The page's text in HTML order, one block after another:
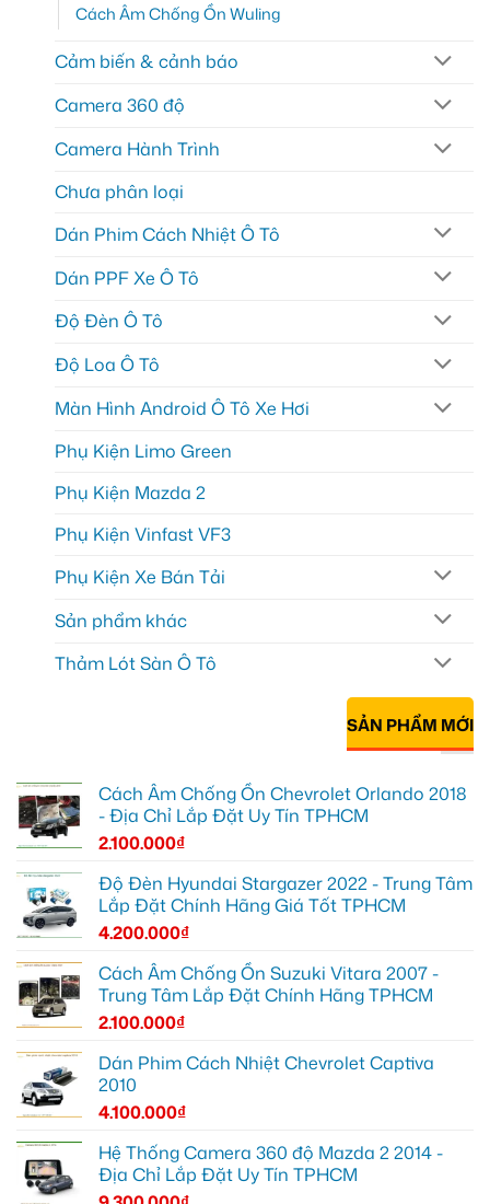
Cách Âm Chống Ồn Wuling
Cảm biến & cảnh báo
Camera 360 độ
Camera Hành Trình
Chưa phân loại
Dán Phim Cách Nhiệt Ô Tô
Dán PPF Xe Ô Tô
Độ Đèn Ô Tô
Độ Loa Ô Tô
Màn Hình Android Ô Tô Xe Hơi
Phụ Kiện Limo Green
Phụ Kiện Mazda 2
Phụ Kiện Vinfast VF3
Phụ Kiện Xe Bán Tải
Sản phẩm khác
Thảm Lót Sàn Ô Tô
SẢN PHẨM MỚI
Cách Âm Chống Ồn Chevrolet Orlando 2018
- Địa Chỉ Lắp Đặt Uy Tín TPHCM
2.100.000₫
Độ Đèn Hyundai Stargazer 2022 - Trung Tâm
Lắp Đặt Chính Hãng Giá Tốt TPHCM
4.200.000₫
Cách Âm Chống Ồn Suzuki Vitara 2007 -
Trung Tâm Lắp Đặt Chính Hãng TPHCM
2.100.000₫
Dán Phim Cách Nhiệt Chevrolet Captiva
2010
4.100.000₫
Hệ Thống Camera 360 độ Mazda 2 2014 -
Địa Chỉ Lắp Đặt Uy Tín TPHCM